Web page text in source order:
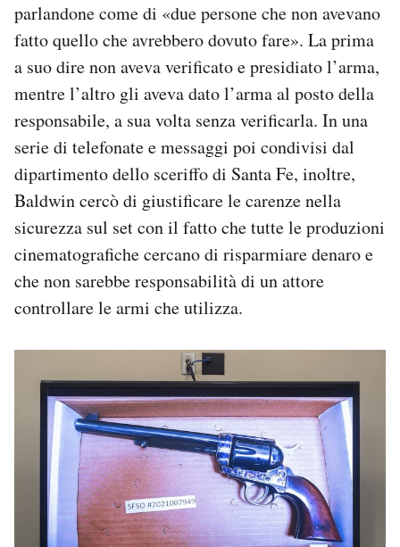
parlandone come di «due persone che non avevano
fatto quello che avrebbero dovuto fare». La prima
a suo dire non aveva verificato e presidiato l’arma,
mentre l’altro gli aveva dato l’arma al posto della
responsabile, a sua volta senza verificarla. In una
serie di telefonate e messaggi poi condivisi dal
dipartimento dello sceriffo di Santa Fe, inoltre,
Baldwin cercò di giustificare le carenze nella
sicurezza sul set con il fatto che tutte le produzioni
cinematografiche cercano di risparmiare denaro e
che non sarebbe responsabilità di un attore
controllare le armi che utilizza.